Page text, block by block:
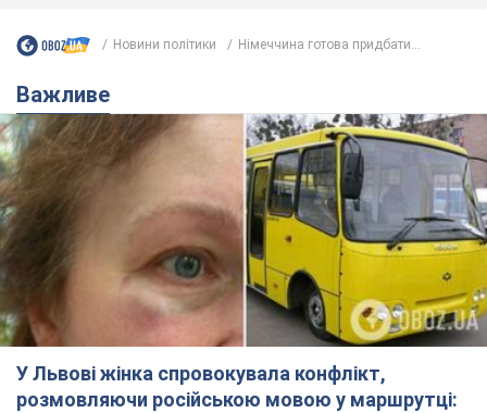
Новини політики Німеччина готова придбати...
Важливе
У Львові жінка спровокувала конфлікт,
розмовляючи російською мовою у маршрутці: